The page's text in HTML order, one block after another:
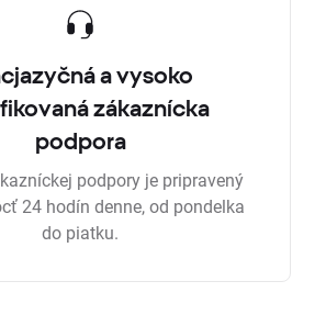
a vysoko
zákaznícka
podpora
podpory je pripravený
24 hodín denne, od pondelka
do piatku.